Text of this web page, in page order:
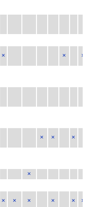
× × ×
× × ×
×
× × × × × ×